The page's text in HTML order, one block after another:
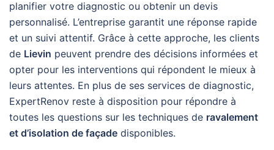
planifier votre diagnostic ou obtenir un devis
personnalisé. L’entreprise garantit une réponse rapide
et un suivi attentif. Grâce à cette approche, les clients
de Lievin peuvent prendre des décisions informées et
opter pour les interventions qui répondent le mieux à
leurs attentes. En plus de ses services de diagnostic,
ExpertRenov reste à disposition pour répondre à
toutes les questions sur les techniques de ravalement
et d’isolation de façade disponibles.